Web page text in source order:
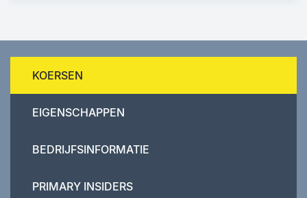
KOERSEN
EIGENSCHAPPEN
BEDRIJFSINFORMATIE
PRIMARY INSIDERS